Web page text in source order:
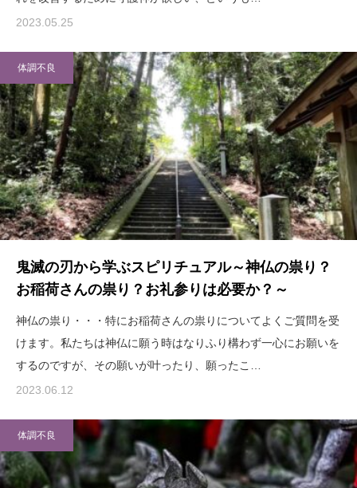
2023.05.25
体調不良
鬼滅の刃から学ぶスピリチュアル～神仏の祟り？
お稲荷さんの祟り？お礼参りは必要か？～
神仏の祟り・・・特にお稲荷さんの祟りについてよくご質問を受
けます。私たちは神仏に願う時はなりふり構わず一心にお願いを
するのですが、その願いが叶ったり、願ったこ…
2023.06.12
体調不良